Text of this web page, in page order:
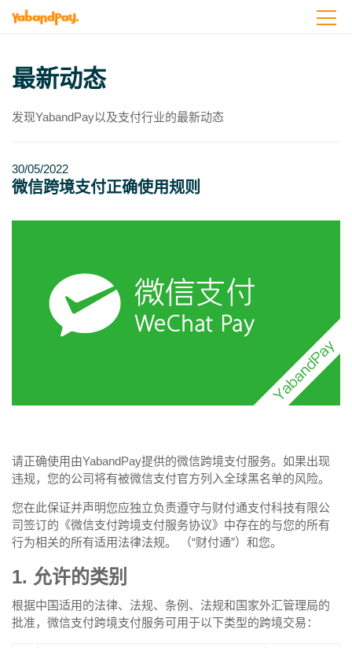
最新动态
发现YabandPay以及支付行业的最新动态
30/05/2022
微信跨境支付正确使用规则
请正确使用由YabandPay提供的微信跨境支付服务。如果出现
违规，您的公司将有被微信支付官方列入全球黑名单的风险。
您在此保证并声明您应独立负责遵守与财付通支付科技有限公
司签订的《微信支付跨境支付服务协议》中存在的与您的所有
行为相关的所有适用法律法规。 （“财付通”）和您。
1. 允许的类别
根据中国适用的法律、法规、条例、法规和国家外汇管理局的
批准，微信支付跨境支付服务可用于以下类型的跨境交易：